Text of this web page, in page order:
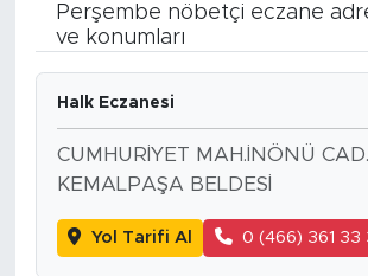
Perşembe nöbetçi eczane
ve konumları
Halk Eczanesi
CUMHURİYET MAH.İNÖNÜ
KEMALPAŞA BELDESİ
Yol Tarifi Al 0 (466) 361 33
Sanat
Bölge
Teknoloji
Magazin
Dünya